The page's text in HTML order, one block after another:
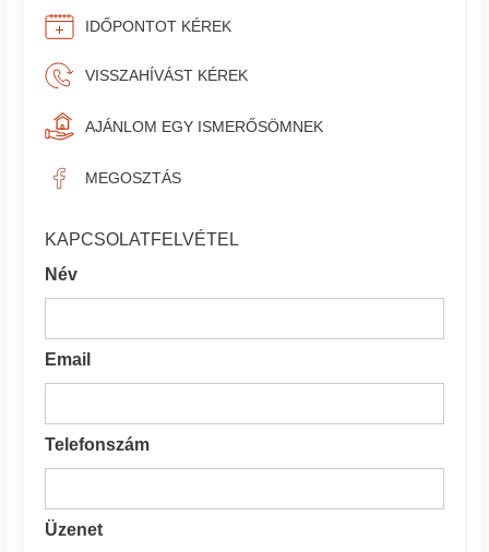
IDŐPONTOT KÉREK
VISSZAHÍVÁST KÉREK
AJÁNLOM EGY ISMERŐSÖMNEK
MEGOSZTÁS
KAPCSOLATFELVÉTEL
Név
Email
Telefonszám
Üzenet